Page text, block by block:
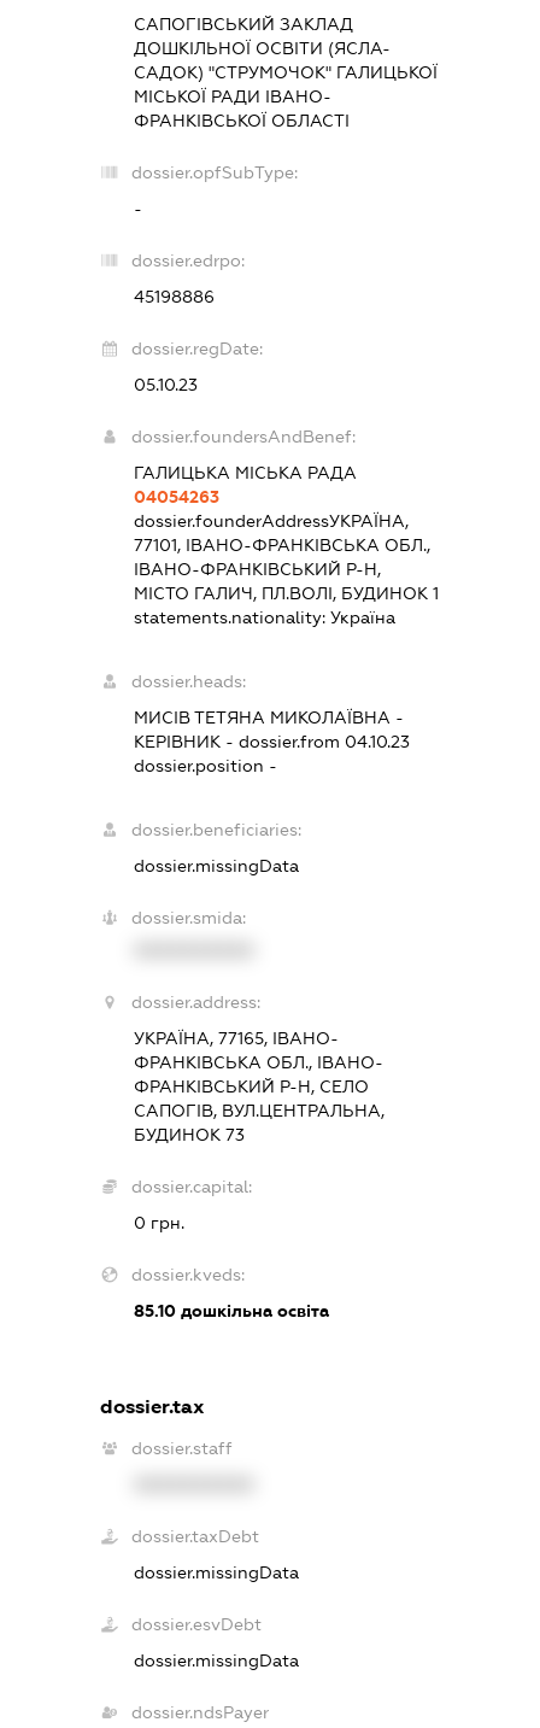
САПОГІВСЬКИЙ ЗАКЛАД
ДОШКІЛЬНОЇ ОСВІТИ (ЯСЛА-
САДОК) "СТРУМОЧОК" ГАЛИЦЬКОЇ
МІСЬКОЇ РАДИ ІВАНО-
ФРАНКІВСЬКОЇ ОБЛАСТІ
dossier.opfSubType:
-
dossier.edrpo:
45198886
dossier.regDate:
05.10.23
dossier.foundersAndBenef:
ГАЛИЦЬКА МІСЬКА РАДА
04054263
dossier.founderAddressУКРАЇНА,
77101, ІВАНО-ФРАНКІВСЬКА ОБЛ.,
ІВАНО-ФРАНКІВСЬКИЙ Р-Н,
МІСТО ГАЛИЧ, ПЛ.ВОЛІ, БУДИНОК 1
statements.nationality:Україна
dossier.heads:
МИСІВ ТЕТЯНА МИКОЛАЇВНА -
КЕРІВНИК - dossier.from 04.10.23
dossier.position -
dossier.beneficiaries:
dossier.missingData
dossier.smida:
dossier.address:
УКРАЇНА, 77165, ІВАНО-
ФРАНКІВСЬКА ОБЛ., ІВАНО-
ФРАНКІВСЬКИЙ Р-Н, СЕЛО
САПОГІВ, ВУЛ.ЦЕНТРАЛЬНА,
БУДИНОК 73
dossier.capital:
0 грн.
dossier.kveds:
85.10 дошкільна освіта
dossier.tax
dossier.staff
dossier.taxDebt
dossier.missingData
dossier.esvDebt
dossier.missingData
dossier.ndsPayer